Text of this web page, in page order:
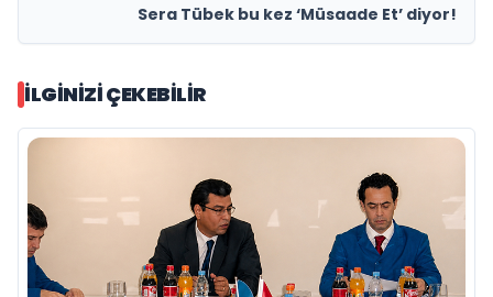
Sera Tübek bu kez ‘Müsaade Et’ diyor!
İLGINIZI ÇEKEBILIR